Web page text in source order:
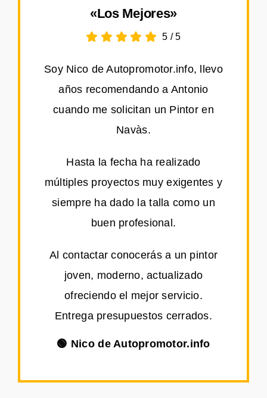
«Los Mejores»
5 /5
Soy Nico de Autopromotor.info, llevo
años recomendando a Antonio
cuando me solicitan un Pintor en
Navàs.
Hasta la fecha ha realizado
múltiples proyectos muy exigentes y
siempre ha dado la talla como un
buen profesional.
Al contactar conocerás a un pintor
joven, moderno, actualizado
ofreciendo el mejor servicio.
Entrega presupuestos cerrados.
🟢 Nico de Autopromotor.info